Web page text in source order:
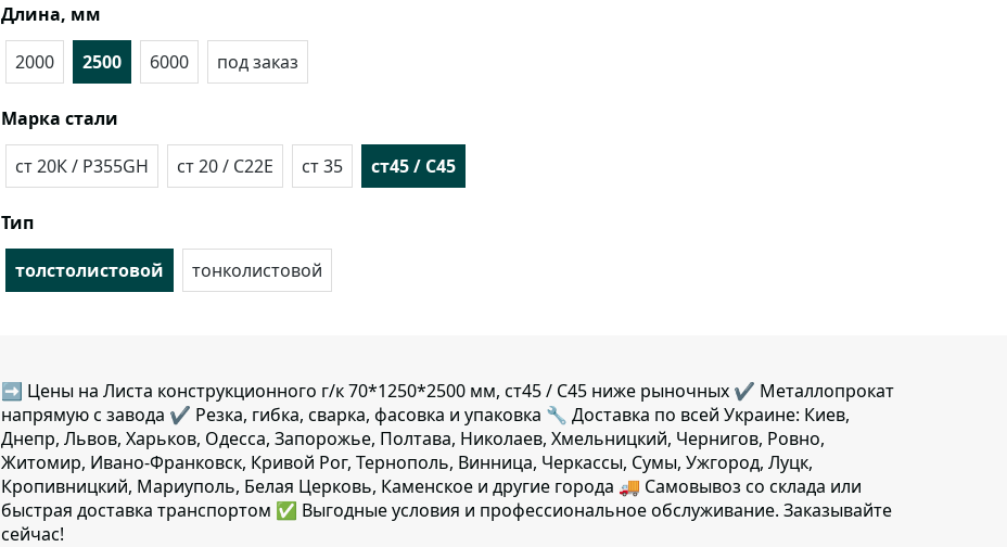
Длина, мм
2000
2500 6000 под заказ
Марка стали
cт 20К / P355GH
ст 20 / C22E ст 35 ст45 / C45
Тип
толстолистовой
тонколистовой
➡ Цены на Листа конструкционного г/к 70*1250*2500 мм, ст45 / C45 ниже рыночных ✔️ Металлопрокат
напрямую с завода ✔️ Резка, гибка, сварка, фасовка и упаковка 🔧 Доставка по всей Украине: Киев,
Днепр, Львов, Харьков, Одесса, Запорожье, Полтава, Николаев, Хмельницкий, Чернигов, Ровно,
Житомир, Ивано-Франковск, Кривой Рог, Тернополь, Винница, Черкассы, Сумы, Ужгород, Луцк,
Кропивницкий, Мариуполь, Белая Церковь, Каменское и другие города 🚚 Самовывоз со склада или
быстрая доставка транспортом ✅ Выгодные условия и профессиональное обслуживание. Заказывайте
сейчас!